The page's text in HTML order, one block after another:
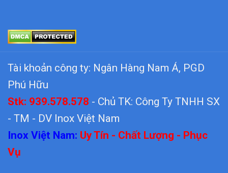
Tài khoản công ty: Ngân Hàng Nam Á, PGD
Phú Hữu
Stk: 939.578.578 - Chủ TK: Công Ty TNHH SX
- TM - DV Inox Việt Nam
Inox Việt Nam: Uy Tín - Chất Lượng - Phục
Vụ